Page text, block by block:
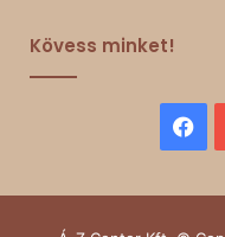
Kövess minket!